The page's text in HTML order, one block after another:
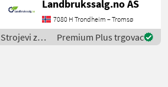
See
en.landbrukssalg.no/6157
for more images Specificati
Landbrukssalg.no AS
7080 H Trondheim – Tromsø
Strojevi za
vinogradarstvo
Premium Plus trgovac